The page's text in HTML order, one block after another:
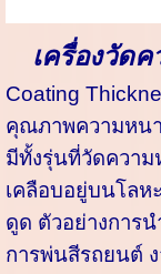
เครื่องวัดค
Coating
คุณภาพความหน
มีทั้งรุ่นที่วัดความ
เคลือบอยู่บนโลห
ดูด ตัวอย่างการ
การพ่นสีรถยนต์